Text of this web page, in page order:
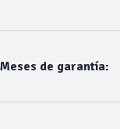
Meses de garantía: